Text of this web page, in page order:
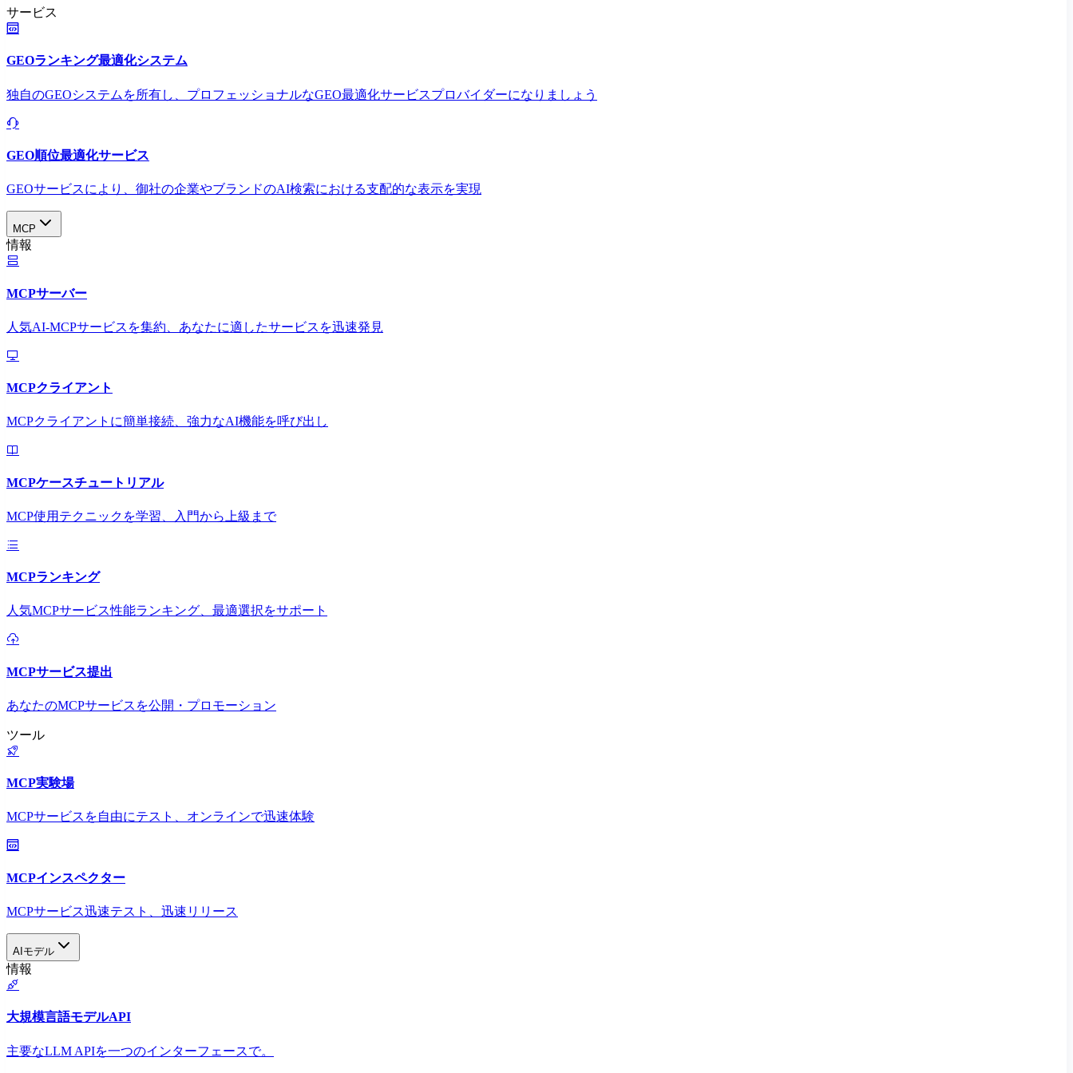
サービス
GEOランキング最適化システム
独自のGEOシステムを所有し、プロフェッショナルなGEO最適化サービスプロバイダーになりましょう
GEO順位最適化サービス
GEOサービスにより、御社の企業やブランドのAI検索における支配的な表示を実現​
MCP
情報
MCPサーバー
人気AI-MCPサービスを集約、あなたに適したサービスを迅速発見
MCPクライアント
MCPクライアントに簡単接続、強力なAI機能を呼び出し
MCPケースチュートリアル
MCP使用テクニックを学習、入門から上級まで
MCPランキング
人気MCPサービス性能ランキング、最適選択をサポート
MCPサービス提出
あなたのMCPサービスを公開・プロモーション
ツール
MCP実験場
MCPサービスを自由にテスト、オンラインで迅速体験
MCPインスペクター
MCPサービス迅速テスト、迅速リリース
AIモデル
情報
大規模言語モデルAPI
主要なLLM APIを一つのインターフェースで。